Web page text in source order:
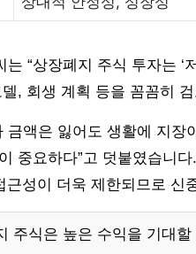
는 “상장폐지 주식 투자는 ‘
, 회생 계획 등을 꼼꼼히
금액은 잃어도 생활에 지
중요하다”고 덧붙였습니
근성이 더욱 제한되므로 신
주식은 높은 수익을 기대